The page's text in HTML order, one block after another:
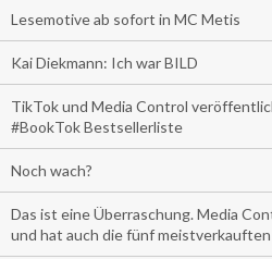
Lesemotive ab sofort in MC Metis
Kai Diekmann: Ich war BILD
TikTok und Media Control
#BookTok Bestsellerliste
Noch wach?
Das ist eine Überraschung. Media
und hat auch die fünf